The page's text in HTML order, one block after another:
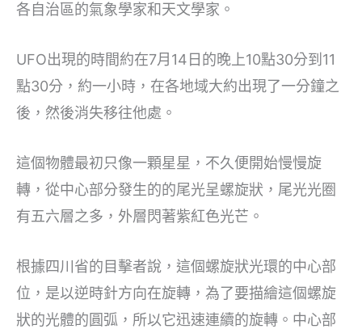
各自治區的氣象學家和天文學家。
UFO出現的時間約在7月14日的晚上10點30分到11
點30分，約一小時，在各地域大約出現了一分鐘之
後，然後消失移往他處。
這個物體最初只像一顆星星，不久便開始慢慢旋
轉，從中心部分發生的的尾光呈螺旋狀，尾光光圈
有五六層之多，外層閃著紫紅色光芒。
根據四川省的目擊者說，這個螺旋狀光環的中心部
位，是以逆時針方向在旋轉，為了要描繪這個螺旋
狀的光體的圓弧，所以它迅速連續的旋轉。中心部